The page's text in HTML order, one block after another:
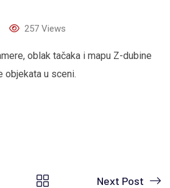
257 Views
oblak tačaka i mapu Z-dubine
objekata u sceni.
Next Post